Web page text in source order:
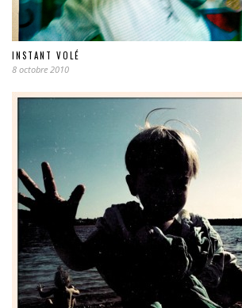
INSTANT VOLÉ
8 octobre 2010